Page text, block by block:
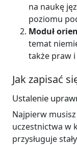
na naukę
poziomu
Moduł
temat
także praw
Jak zapisać
Ustalenie
Najpierw
uczestnictwa w
przysługuje